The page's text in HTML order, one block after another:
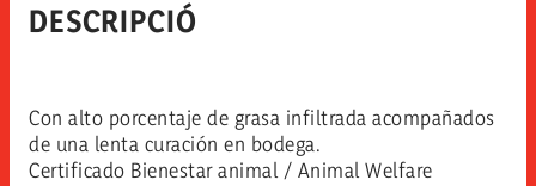
DESCRIPCIÓ
Con alto porcentaje de grasa infiltrada acompañados
de una lenta curación en bodega.
Certificado Bienestar animal / Animal Welfare